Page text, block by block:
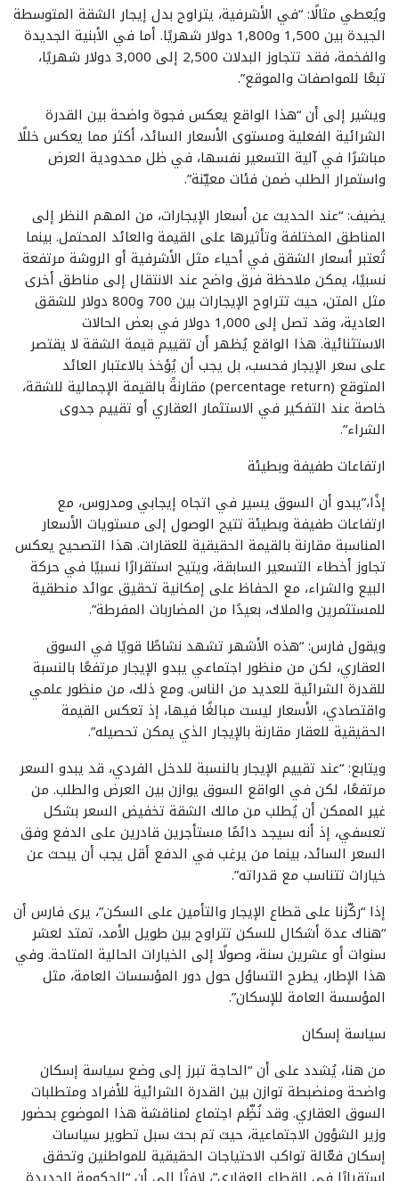
ويُعطي مثالًا: “في الأشرفية، يتراوح بدل إيجار الشقة المتوسطة
الجيدة بين 1,500 و1,800 دولار شهريًا. أما في الأبنية الجديدة
والفخمة، فقد تتجاوز البدلات 2,500 إلى 3,000 دولار شهريًا،
تبعًا للمواصفات والموقع”.
ويشير إلى أن “هذا الواقع يعكس فجوة واضحة بين القدرة
الشرائية الفعلية ومستوى الأسعار السائد، أكثر مما يعكس خللًا
مباشرًا في آلية التسعير نفسها، في ظل محدودية العرض
واستمرار الطلب ضمن فئات معيّنة”.
يضيف: “عند الحديث عن أسعار الإيجارات، من المهم النظر إلى
المناطق المختلفة وتأثيرها على القيمة والعائد المحتمل. بينما
تُعتبر أسعار الشقق في أحياء مثل الأشرفية أو الروشة مرتفعة
نسبيًا، يمكن ملاحظة فرق واضح عند الانتقال إلى مناطق أخرى
مثل المتن، حيث تتراوح الإيجارات بين 700 و800 دولار للشقق
العادية، وقد تصل إلى 1,000 دولار في بعض الحالات
الاستثنائية. هذا الواقع يُظهر أن تقييم قيمة الشقة لا يقتصر
على سعر الإيجار فحسب، بل يجب أن يُؤخذ بالاعتبار العائد
المتوقع (percentage return) مقارنةً بالقيمة الإجمالية للشقة،
خاصة عند التفكير في الاستثمار العقاري أو تقييم جدوى
الشراء”.
ارتفاعات طفيفة وبطيئة
إذًا،”يبدو أن السوق يسير في اتجاه إيجابي ومدروس، مع
ارتفاعات طفيفة وبطيئة تتيح الوصول إلى مستويات الأسعار
المناسبة مقارنة بالقيمة الحقيقية للعقارات. هذا التصحيح يعكس
تجاوز أخطاء التسعير السابقة، ويتيح استقرارًا نسبيًا في حركة
البيع والشراء، مع الحفاظ على إمكانية تحقيق عوائد منطقية
للمستثمرين والملاك، بعيدًا من المضاربات المفرطة”.
ويقول فارس: “هذه الأشهر تشهد نشاطًا قويًا في السوق
العقاري، لكن من منظور اجتماعي يبدو الإيجار مرتفعًا بالنسبة
للقدرة الشرائية للعديد من الناس. ومع ذلك، من منظور علمي
واقتصادي، الأسعار ليست مبالغًا فيها، إذ تعكس القيمة
الحقيقية للعقار مقارنة بالإيجار الذي يمكن تحصيله”.
ويتابع: “عند تقييم الإيجار بالنسبة للدخل الفردي، قد يبدو السعر
مرتفعًا، لكن في الواقع السوق يوازن بين العرض والطلب. من
غير الممكن أن يُطلب من مالك الشقة تخفيض السعر بشكل
تعسفي، إذ أنه سيجد دائمًا مستأجرين قادرين على الدفع وفق
السعر السائد، بينما من يرغب في الدفع أقل يجب أن يبحث عن
خيارات تتناسب مع قدراته”.
إذا “ركّزنا على قطاع الإيجار والتأمين على السكن”، يرى فارس أن
“هناك عدة أشكال للسكن تتراوح بين طويل الأمد، تمتد لعشر
سنوات أو عشرين سنة، وصولًا إلى الخيارات الحالية المتاحة. وفي
هذا الإطار، يطرح التساؤل حول دور المؤسسات العامة، مثل
المؤسسة العامة للإسكان”.
سياسة إسكان
من هنا، يُشدد على أن “الحاجة تبرز إلى وضع سياسة إسكان
واضحة ومنضبطة توازن بين القدرة الشرائية للأفراد ومتطلبات
السوق العقاري. وقد نُظِّم اجتماع لمناقشة هذا الموضوع بحضور
وزير الشؤون الاجتماعية، حيث تم بحث سبل تطوير سياسات
إسكان فعّالة تواكب الاحتياجات الحقيقية للمواطنين وتحقق